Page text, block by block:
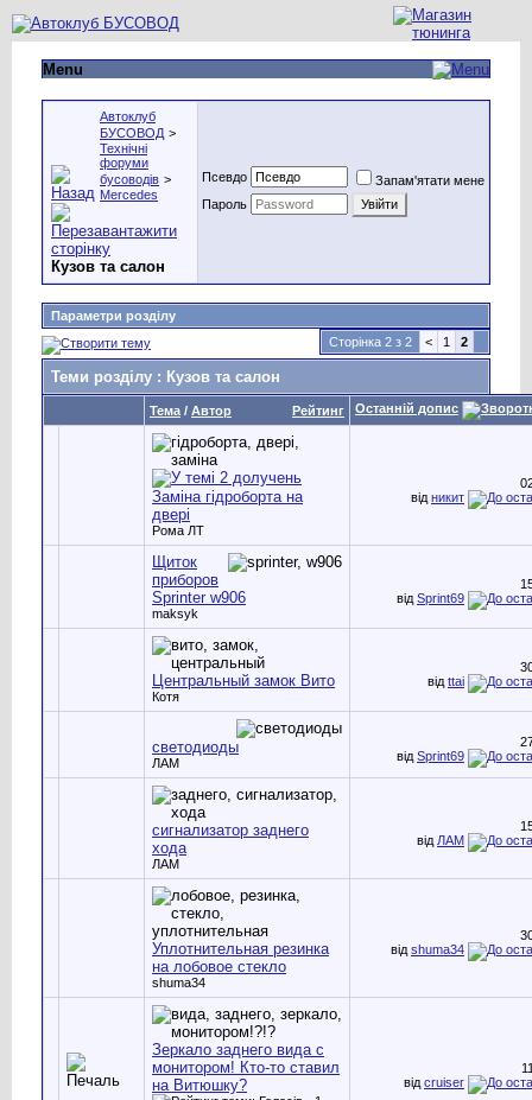
Menu
Автоклуб
БУСОВОД >
Технічні
форуми
бусоводів >
Mercedes
Кузов та салон
Псевдо
Запам'ятати мене
Пароль
Параметри розділу
Сторінка 2 з 2
< 1 2
Теми розділу : Кузов та салон
Рейтинг
Тема / Автор Останній допис
Заміна гідроборта на
двері
Рома ЛТ
від никит
Щиток
приборов
Sprinter w906
maksyk
від Sprint69
Центральный замок Вито
Котя
від ttai
светодиоды
ЛАМ
від Sprint69
сигнализатор заднего
хода
ЛАМ
від ЛАМ
Уплотнительная резинка
на лобовое стекло
shuma34
від shuma34
Зеркало заднего вида с
монитором! Кто-то ставил
на Витюшку?
від cruiser